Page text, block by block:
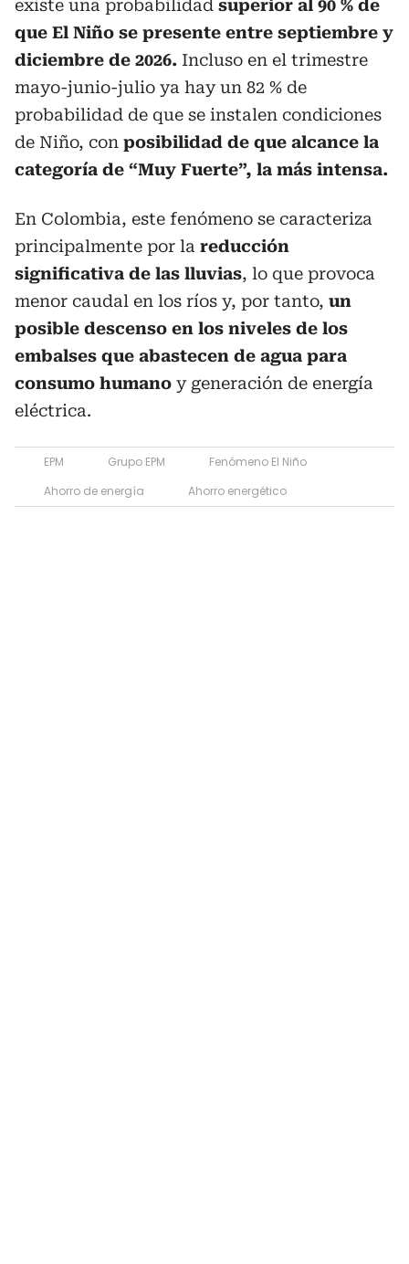
existe una probabilidad superior al 90 % de
que El Niño se presente entre septiembre y
diciembre de 2026. Incluso en el trimestre
mayo-junio-julio ya hay un 82 % de
probabilidad de que se instalen condiciones
de Niño, con posibilidad de que alcance la
categoría de “Muy Fuerte”, la más intensa.
En Colombia, este fenómeno se caracteriza
principalmente por la reducción
significativa de las lluvias, lo que provoca
menor caudal en los ríos y, por tanto, un
posible descenso en los niveles de los
embalses que abastecen de agua para
consumo humano y generación de energía
eléctrica.
EPM Grupo EPM
Fenómeno El Niño
Ahorro de energía
Ahorro energético